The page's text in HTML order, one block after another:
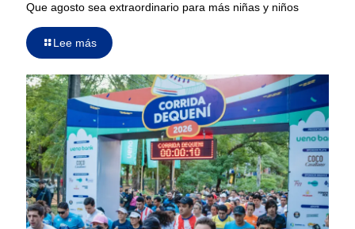
Que agosto sea extraordinario para más niñas y niños
Lee más